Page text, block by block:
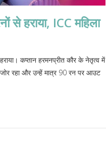
हराया, ICC महिला
कप्तान हरमनप्रीत कौर के नेतृत्व में
रहा और उन्हें मात्र 90 रन पर आउट